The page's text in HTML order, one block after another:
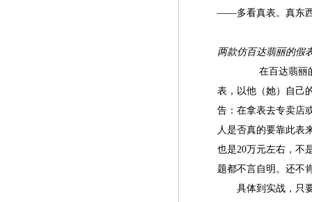
——多看真表。真东
两款仿百达翡丽的假
在百达翡丽的鉴伪
表，以他（她）自己
告：在拿表去专卖店
人是否真的要靠此表
也是20万元左右，不
题都不言自明。还不
具体到实战，只要